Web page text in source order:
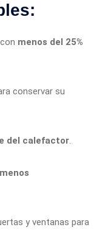
menos del 25%
conservar su
del calefactor.
y ventanas para